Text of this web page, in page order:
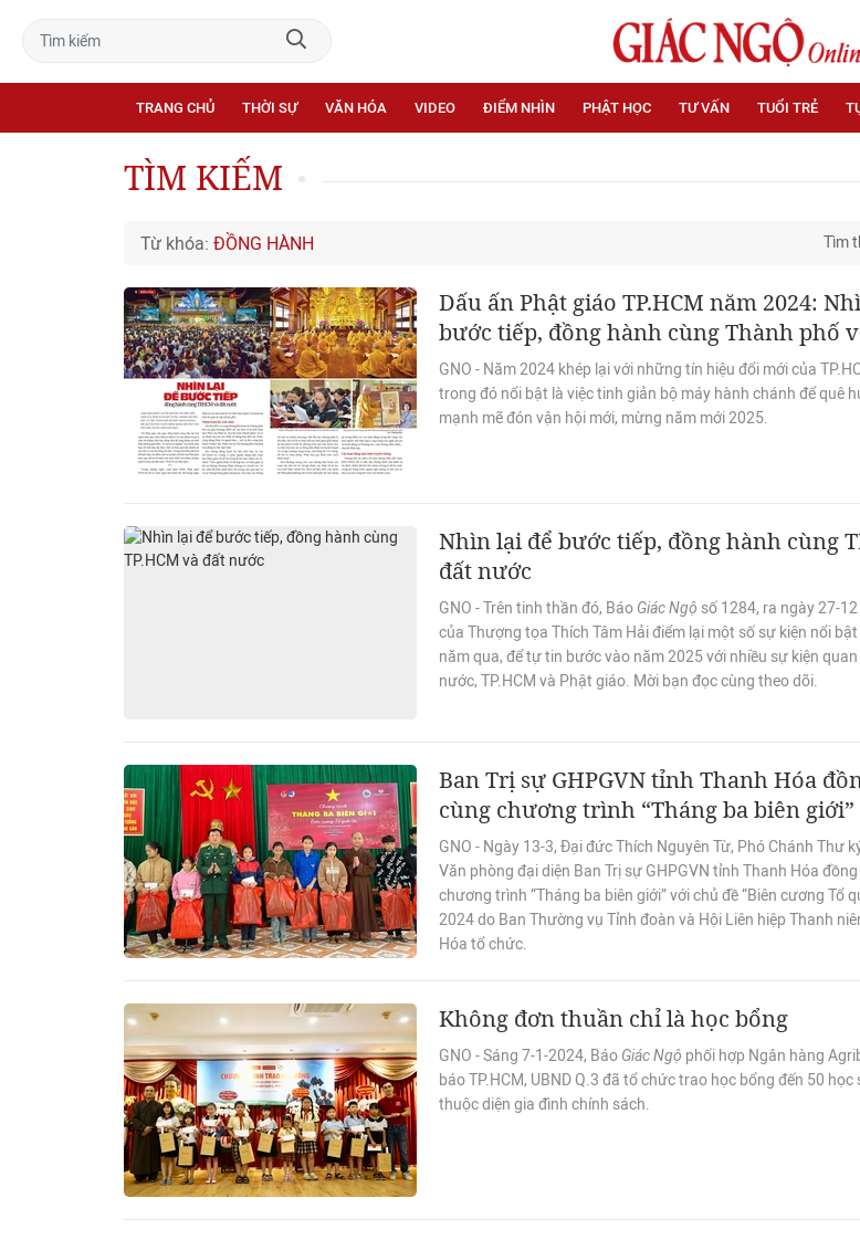
TRANG CHỦ THỜI SỰ VĂN HÓA VIDEO ĐIỂM NHÌN PHẬT HỌC TƯ VẤN TUỔI TRẺ
TÌM KIẾM
Từ khóa: ĐỒNG HÀNH Tìm
Dấu ấn Phật giáo TP.HCM năm 2024:
bước tiếp, đồng hành cùng Thành phố
GNO - Năm 2024 khép lại với những tín hiệu đổi mới của
trong đó nổi bật là việc tinh giản bộ máy hành chánh để quê
mạnh mẽ đón vận hội mới, mừng năm mới 2025.
Nhìn lại để bước tiếp, đồng hành cùng
đất nước
GNO - Trên tinh thần đó, Báo Giác Ngộ số 1284, ra ngày 27-
của Thượng tọa Thích Tâm Hải điểm lại một số sự kiện nổi
năm qua, để tự tin bước vào năm 2025 với nhiều sự kiện
nước, TP.HCM và Phật giáo. Mời bạn đọc cùng theo dõi.
Ban Trị sự GHPGVN tỉnh Thanh Hóa
cùng chương trình “Tháng ba biên giới”
GNO - Ngày 13-3, Đại đức Thích Nguyên Từ, Phó Chánh Thư
Văn phòng đại diện Ban Trị sự GHPGVN tỉnh Thanh Hóa
chương trình “Tháng ba biên giới” với chủ đề “Biên cương Tổ
2024 do Ban Thường vụ Tỉnh đoàn và Hội Liên hiệp Thanh
Hóa tổ chức.
Không đơn thuần chỉ là học bổng
GNO - Sáng 7-1-2024, Báo Giác Ngộ phối hợp Ngân hàng
báo TP.HCM, UBND Q.3 đã tổ chức trao học bổng đến 50 học
thuộc diện gia đình chính sách.